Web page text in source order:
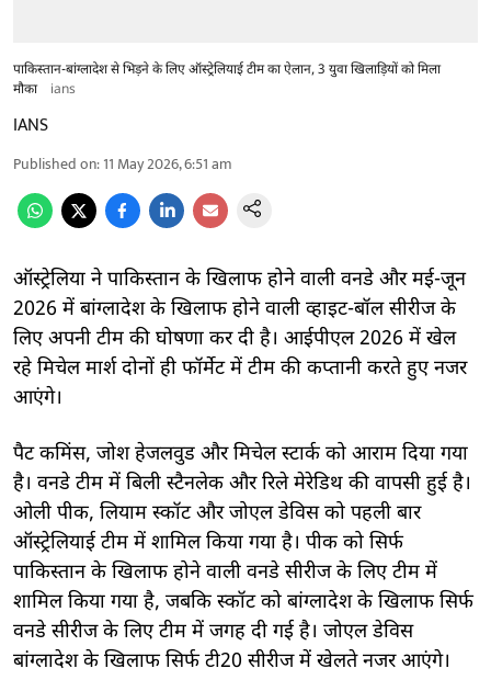
पाकिस्तान-बांग्लादेश से भिड़ने के लिए ऑस्ट्रेलियाई टीम का ऐलान, 3 युवा खिलाड़ियों को मिला
मौका
ians
IANS
Published on:11 May 2026, 6:51 am
ऑस्ट्रेलिया ने पाकिस्तान के खिलाफ होने वाली वनडे और मई-जून
2026 में बांग्लादेश के खिलाफ होने वाली व्हाइट-बॉल सीरीज के
लिए अपनी टीम की घोषणा कर दी है। आईपीएल 2026 में खेल
रहे मिचेल मार्श दोनों ही फॉर्मेट में टीम की कप्तानी करते हुए नजर
आएंगे।
पैट कमिंस, जोश हेजलवुड और मिचेल स्टार्क को आराम दिया गया
है। वनडे टीम में बिली स्टैनलेक और रिले मेरेडिथ की वापसी हुई है।
ओली पीक, लियाम स्कॉट और जोएल डेविस को पहली बार
ऑस्ट्रेलियाई टीम में शामिल किया गया है। पीक को सिर्फ
पाकिस्तान के खिलाफ होने वाली वनडे सीरीज के लिए टीम में
शामिल किया गया है, जबकि स्कॉट को बांग्लादेश के खिलाफ सिर्फ
वनडे सीरीज के लिए टीम में जगह दी गई है। जोएल डेविस
बांग्लादेश के खिलाफ सिर्फ टी20 सीरीज में खेलते नजर आएंगे।